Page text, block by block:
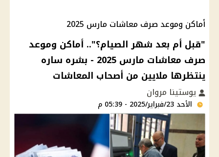
أماكن وموعد صرف معاشات مارس 2025
"قبل أم بعد شهر الصيام؟".. أماكن وموعد
صرف معاشات مارس 2025 - بشره ساره
ينتظرها ملايين من أصحاب المعاشات
يوستينا مروان
الأحد 23/فبراير/2025 - 05:39 م